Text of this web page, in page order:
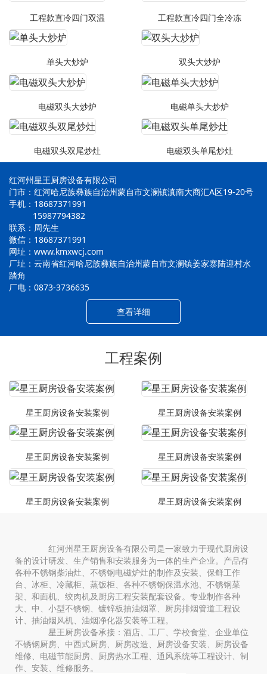
工程款直冷四门双温 工程款直冷四门全冷冻
单头大炒炉 双头大炒炉
电磁双头大炒炉 电磁单头大炒炉
电磁双头双尾炒灶 电磁双头单尾炒灶
红河州星王厨房设备有限公司
门市：红河哈尼族彝族自治州蒙自市文澜镇滇南大商汇A区19-20号
手机：18687371991
15987794382
联系：周先生
微信：18687371991
网址：www.kmxwcj.com
厂址：云南省红河哈尼族彝族自治州蒙自市文澜镇姜家寨陆迎村水
踏角
厂电：0873-3736635
查看详细
工程案例
星王厨房设备安装案例 星王厨房设备安装案例
星王厨房设备安装案例 星王厨房设备安装案例
星王厨房设备安装案例 星王厨房设备安装案例
红河州星王厨房设备有限公司是一家致力于现代厨房设
备的设计研发、生产销售和安装服务为一体的生产企业。产品有
各种不锈钢柴油灶、不锈钢电磁炉灶的制作及安装、保鲜工作
台、冰柜、冷藏柜、蒸饭柜、各种不锈钢保温水池、不锈钢菜
架、和面机、绞肉机及厨房工程安装配套设备。专业制作各种
大、中、小型不锈钢、镀锌板抽油烟罩、厨房排烟管道工程设
计、抽油烟风机、油烟净化器安装等工程。
星王厨房设备承接：酒店、工厂、学校食堂、企业单位
不锈钢厨房、中西式厨房、厨房改造、厨房设备安装、厨房设备
维修、电磁节能厨房、厨房热水工程、通风系统等工程设计、制
作、安装、维修服务。